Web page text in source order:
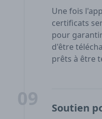
Une fois
certificats
pour
d'être
prêts à être
Soutien